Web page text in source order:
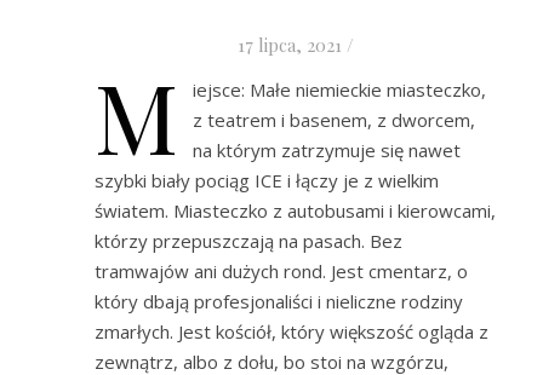
17 lipca, 2021 /
M
iejsce: Małe niemieckie miasteczko,
z teatrem i basenem, z dworcem,
na którym zatrzymuje się nawet
szybki biały pociąg ICE i łączy je z wielkim
światem. Miasteczko z autobusami i kierowcami,
którzy przepuszczają na pasach. Bez
tramwajów ani dużych rond. Jest cmentarz, o
który dbają profesjonaliści i nieliczne rodziny
zmarłych. Jest kościół, który większość ogląda z
zewnątrz, albo z dołu, bo stoi na wzgórzu,